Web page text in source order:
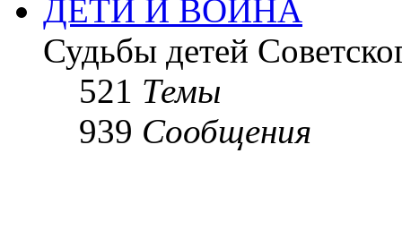
ДЕТИ И ВОЙНА
Судьбы детей
521 Темы
939 Сообщения